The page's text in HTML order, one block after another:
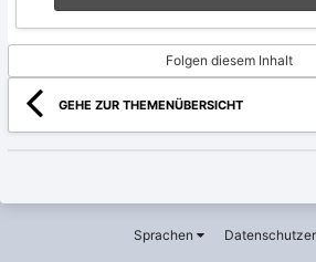
Folgen diesem Inhalt
GEHE ZUR THEMENÜBERSICHT
Sprachen